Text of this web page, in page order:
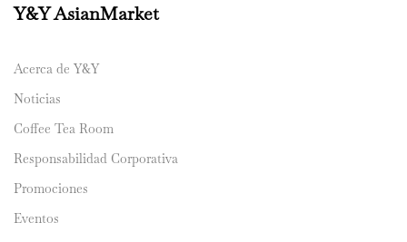
Y&Y AsianMarket
Acerca de Y&Y
Noticias
Coffee Tea Room
Responsabilidad Corporativa
Promociones
Eventos